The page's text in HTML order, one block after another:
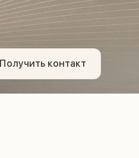
Получить контакт